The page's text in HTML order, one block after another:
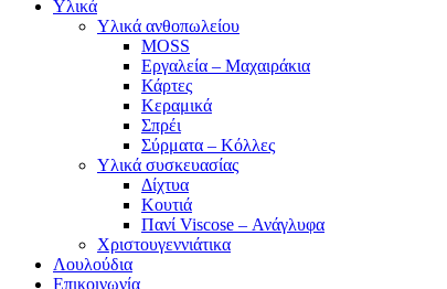
Υλικά
Υλικά ανθοπωλείου
MOSS
Εργαλεία – Μαχαιράκια
Κάρτες
Κεραμικά
Σπρέι
Σύρματα – Κόλλες
Υλικά συσκευασίας
Δίχτυα
Κουτιά
Πανί Viscose – Ανάγλυφα
Χριστουγεννιάτικα
Λουλούδια
Επικοινωνία